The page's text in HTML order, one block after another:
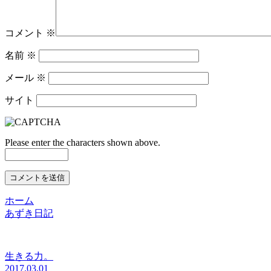
コメント ※
名前 ※
メール ※
サイト
Please enter the characters shown above.
ホーム
あずき日記
生きる力。
2017.03.01